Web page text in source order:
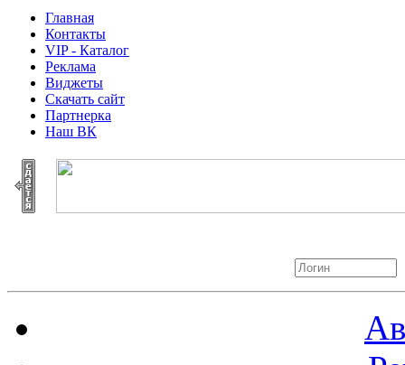
Главная
Контакты
VIP - Каталог
Реклама
Виджеты
Скачать сайт
Партнерка
Наш ВК